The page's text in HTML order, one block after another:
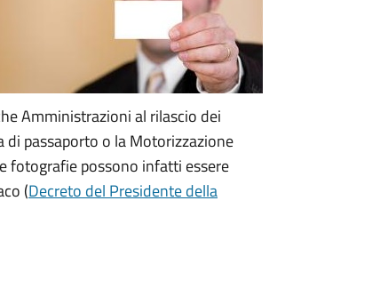
Amministrazioni al rilascio dei
di passaporto o la Motorizzazione
fotografie possono infatti essere
(Decreto del Presidente della